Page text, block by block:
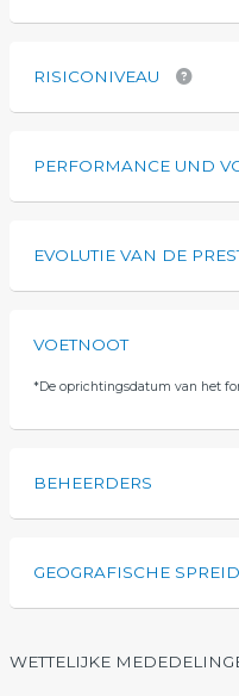
RISICONIVEAU
PERFORMANCE UND
EVOLUTIE VAN DE
VOETNOOT
*De oprichtingsdatum van het
BEHEERDERS
GEOGRAFISCHE
WETTELIJKE